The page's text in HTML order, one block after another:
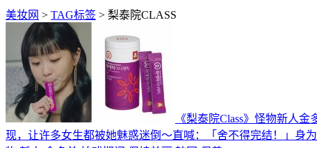
美妆网 > TAG标签 > 梨泰院CLASS
《梨泰院Class》怪物新人
现，让许多女生都被她魅惑迷倒～直喊：「舍不得完结！」身